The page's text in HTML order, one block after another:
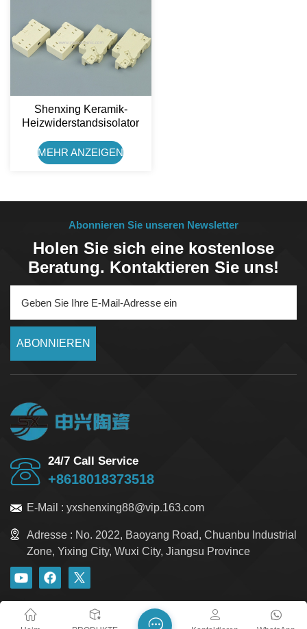
Shenxing Keramik-
Heizwiderstandsisolator
MEHR ANZEIGEN
Abonnieren Sie unseren Newsletter
Holen Sie sich eine kostenlose
Beratung. Kontaktieren Sie uns!
ABONNIEREN
24/7 Call Service
+8618018373518
E-Mail : yxshenxing88@vip.163.com
Adresse : No. 2022, Baoyang Road, Chuanbu Industrial
Zone, Yixing City, Wuxi City, Jiangsu Province
Xml Datenschutzrichtlinie Sitemap